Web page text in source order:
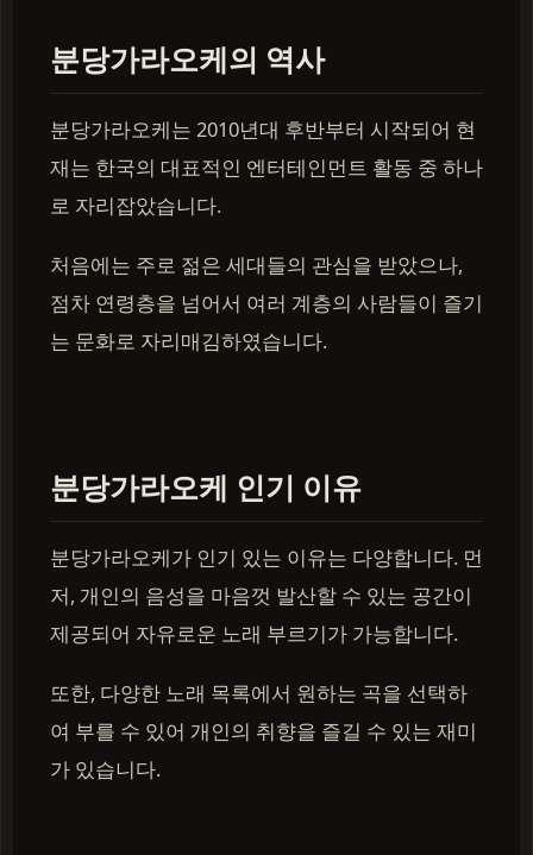
분당가라오케의 역사
분당가라오케는 2010년대 후반부터 시작되어 현
재는 한국의 대표적인 엔터테인먼트 활동 중 하나
로 자리잡았습니다.
처음에는 주로 젊은 세대들의 관심을 받았으나,
점차 연령층을 넘어서 여러 계층의 사람들이 즐기
는 문화로 자리매김하였습니다.
분당가라오케 인기 이유
분당가라오케가 인기 있는 이유는 다양합니다. 먼
저, 개인의 음성을 마음껏 발산할 수 있는 공간이
제공되어 자유로운 노래 부르기가 가능합니다.
또한, 다양한 노래 목록에서 원하는 곡을 선택하
여 부를 수 있어 개인의 취향을 즐길 수 있는 재미
가 있습니다.